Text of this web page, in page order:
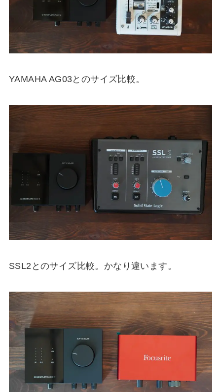
YAMAHA AG03とのサイズ比較。
SSL2とのサイズ比較。かなり違います。